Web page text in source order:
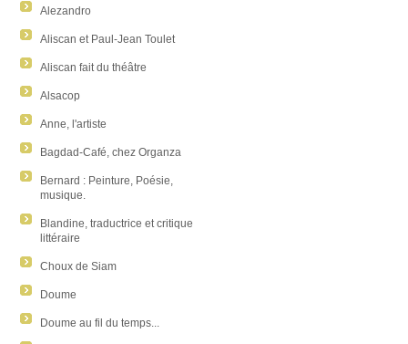
Alezandro
Aliscan et Paul-Jean Toulet
Aliscan fait du théâtre
Alsacop
Anne, l'artiste
Bagdad-Café, chez Organza
Bernard : Peinture, Poésie,
musique.
Blandine, traductrice et critique
littéraire
Choux de Siam
Doume
Doume au fil du temps...